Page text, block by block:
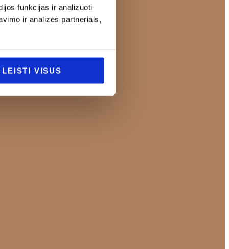
funkcijas ir analizuoti
ir analizės partneriais,
LEISTI VISUS